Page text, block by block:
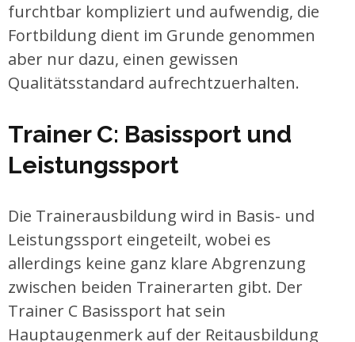
furchtbar kompliziert und aufwendig, die
Fortbildung dient im Grunde genommen
aber nur dazu, einen gewissen
Qualitätsstandard aufrechtzuerhalten.
Trainer C: Basissport und
Leistungssport
Die Trainerausbildung wird in Basis- und
Leistungssport eingeteilt, wobei es
allerdings keine ganz klare Abgrenzung
zwischen beiden Trainerarten gibt. Der
Trainer C Basissport hat sein
Hauptaugenmerk auf der Reitausbildung